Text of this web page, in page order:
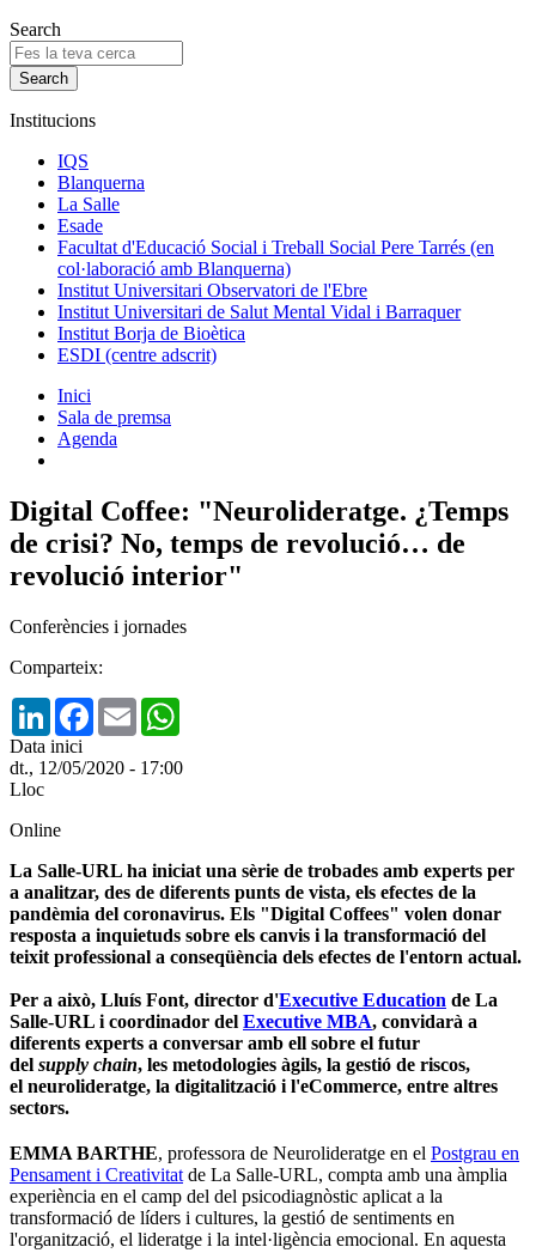
Search
Institucions
IQS
Blanquerna
La Salle
Esade
Facultat d'Educació Social i Treball Social Pere Tarrés (en
col·laboració amb Blanquerna)
Institut Universitari Observatori de l'Ebre
Institut Universitari de Salut Mental Vidal i Barraquer
Institut Borja de Bioètica
ESDI (centre adscrit)
Inici
Sala de premsa
Agenda
Digital Coffee: "Neurolideratge. ¿Temps
de crisi? No, temps de revolució… de
revolució interior"
Conferències i jornades
Comparteix:
LinkedInFacebook
Email
Data inici
dt., 12/05/2020 - 17:00
Lloc
Online
La Salle-URL ha iniciat una sèrie de trobades amb experts per
a analitzar, des de diferents punts de vista, els efectes de la
pandèmia del coronavirus. Els "Digital Coffees" volen donar
resposta a inquietuds sobre els canvis i la transformació del
teixit professional a conseqüència dels efectes de l'entorn actual.
Per a això, Lluís Font, director d'Executive Education de La
Salle-URL i coordinador del Executive MBA, convidarà a
diferents experts a conversar amb ell sobre el futur
del supply chain, les metodologies àgils, la gestió de riscos,
el neurolideratge, la digitalització i l'eCommerce, entre altres
sectors.
EMMA BARTHE, professora de Neurolideratge en el Postgrau en
Pensament i Creativitat de La Salle-URL, compta amb una àmplia
experiència en el camp del del psicodiagnòstic aplicat a la
transformació de líders i cultures, la gestió de sentiments en
l'organització, el lideratge i la intel·ligència emocional. En aquesta